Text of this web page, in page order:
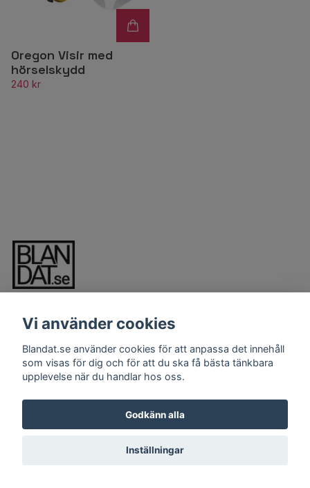
Oregon Visir med
hörselskydd
240 kr
LÄS MER
Kontakt
Köpvillkor
Vi använder cookies
Blandat.se använder cookies för att anpassa det innehåll
som visas för dig och för att du ska få bästa tänkbara
upplevelse när du handlar hos oss.
Godkänn alla
Inställningar